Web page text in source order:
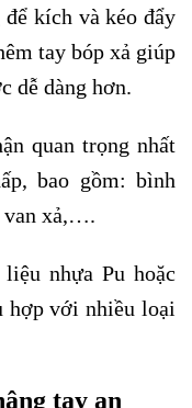
kích và kéo đẩy
tay bóp xả giúp
dễ dàng hơn.
quan trọng nhất
bao gồm: bình
van xả,….
nhựa Pu hoặc
hợp với nhiều loại
tay an